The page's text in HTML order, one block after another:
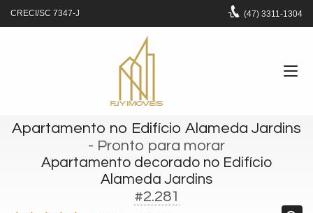
CRECI/SC 7347-J (47) 3311-1304
Apartamento no Edifício Alameda Jardins
- Pronto para morar
Apartamento decorado no Edifício
Alameda Jardins
#2.281